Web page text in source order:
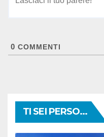
0 COMMENTI
TI SEI PERSO...